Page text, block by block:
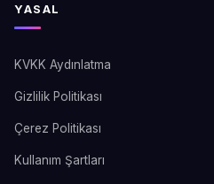
YASAL
KVKK Aydınlatma
Gizlilik Politikası
Çerez Politikası
Kullanım Şartları